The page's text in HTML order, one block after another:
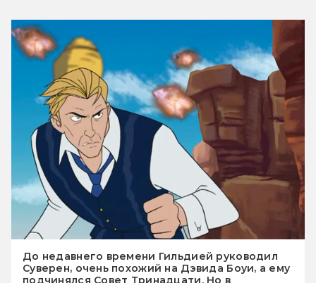
До недавнего времени Гильдией руководил
Суверен, очень похожий на Дэвида Боуи, а ему
подчинялся Совет Тринадцати. Но в